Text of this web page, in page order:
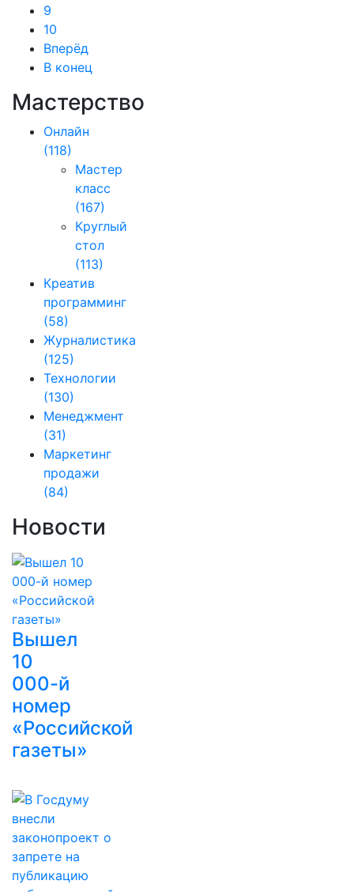
9
10
Вперёд
В конец
Мастерство
Онлайн
(118)
Мастер
класс
(167)
Круглый
стол
(113)
Креатив
программинг
(58)
Журналистика
(125)
Технологии
(130)
Менеджмент
(31)
Маркетинг
продажи
(84)
Новости
Вышел
10
000-й
номер
«Российской
газеты»